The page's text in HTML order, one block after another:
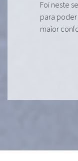
Foi neste
para
maior